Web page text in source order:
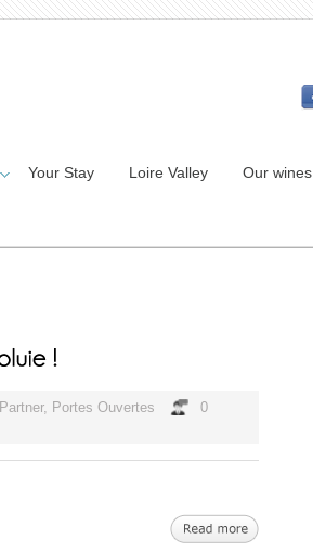
Your Stay Loire Valley Our wines
Partner, Portes Ouvertes
0